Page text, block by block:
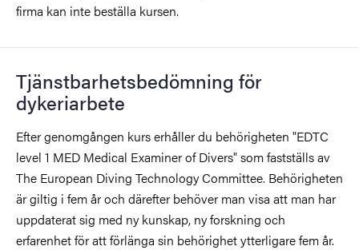
firma kan inte beställa kursen.
Tjänstbarhetsbedömning för
dykeriarbete
Efter genomgången kurs erhåller du behörigheten "EDTC
level 1 MED Medical Examiner of Divers" som fastställs av
The European Diving Technology Committee. Behörigheten
är giltig i fem år och därefter behöver man visa att man har
uppdaterat sig med ny kunskap, ny forskning och
erfarenhet för att förlänga sin behörighet ytterligare fem år.